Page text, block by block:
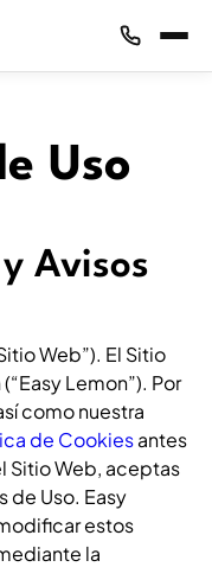
Uso
Avisos
Web”). El Sitio
Lemon”). Por
como nuestra
de Cookiesantes
Sitio Web, aceptas
de Uso. Easy
estos
la